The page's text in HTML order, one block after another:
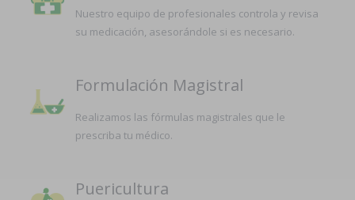
Nuestro equipo de profesionales controla y revisa
su medicación, asesorándole si es necesario.
Formulación Magistral
Realizamos las fórmulas magistrales que le
prescriba tu médico.
Puericultura